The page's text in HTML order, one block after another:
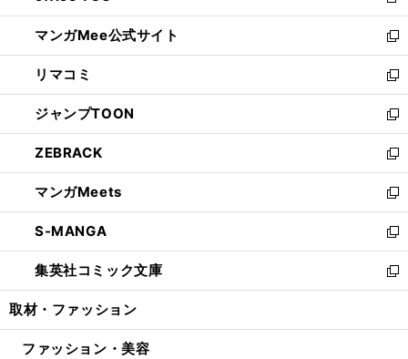
開
く
ン
ド
ウ
で
開
く
ウ
ィ
ン
ド
ウ
で
開
く
し
い
ウ
ィ
ン
ド
ウ
で
開
く
マンガMee公式サイト
新
し
い
ウ
ィ
ン
ド
ウ
で
開
く
リマコミ
新
し
い
ウ
ィ
ン
ド
ウ
で
開
く
ジャンプTOON
新
し
い
ウ
ィ
ン
ド
ウ
で
開
ZEBRACK
新
し
い
ウ
ィ
ン
ド
ウ
開
マンガMeets
新
し
い
ウ
ィ
ン
ウ
S-MANGA
新
し
い
ウ
ン
集英社コミック文庫
新
し
ウ
取材・ファッション
ファッション・美容